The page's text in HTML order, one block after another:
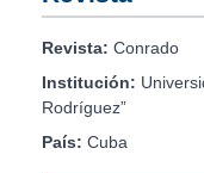
Revista: Conrado
Institución:
Rodríguez”
País: Cuba